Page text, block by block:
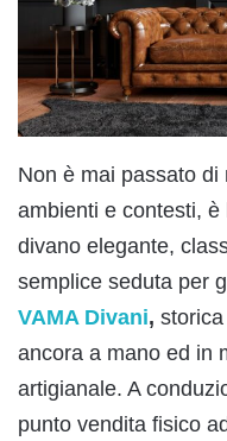
Non è mai passato
ambienti e contesti,
divano elegante,
semplice seduta per
VAMA Divani,
ancora a mano ed in
artigianale. A
punto vendita fisico